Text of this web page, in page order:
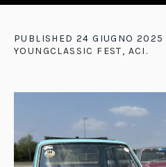
PUBLISHED 24 GIUGNO 2025
YOUNGCLASSIC FEST, ACI .